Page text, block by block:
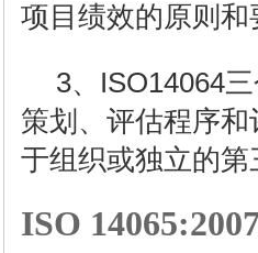
项目绩效的原则和
3、 ISO14064
策划、评估程序
于组织或独立的
ISO